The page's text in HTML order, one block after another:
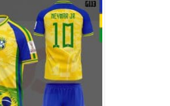
199.000 ₫.là:
159.000 ₫.